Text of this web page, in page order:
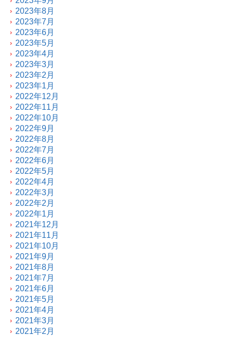
2023年8月
2023年7月
2023年6月
2023年5月
2023年4月
2023年3月
2023年2月
2023年1月
2022年12月
2022年11月
2022年10月
2022年9月
2022年8月
2022年7月
2022年6月
2022年5月
2022年4月
2022年3月
2022年2月
2022年1月
2021年12月
2021年11月
2021年10月
2021年9月
2021年8月
2021年7月
2021年6月
2021年5月
2021年4月
2021年3月
2021年2月